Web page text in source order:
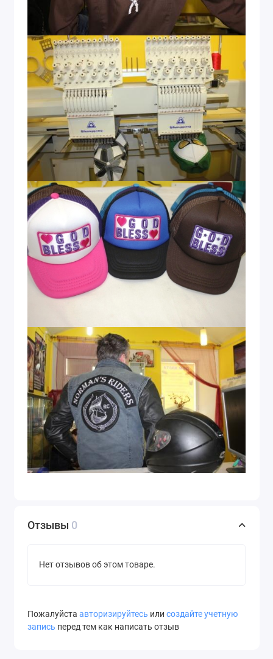
Отзывы 0
Нет отзывов об этом товаре.
Пожалуйста авторизируйтесь или создайте учетную
запись перед тем как написать отзыв